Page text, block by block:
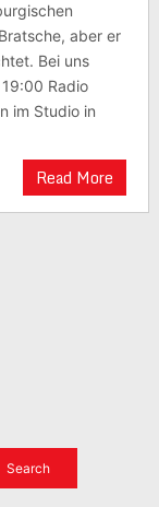
aber er
Bei uns
Radio
im Studio in
Read More